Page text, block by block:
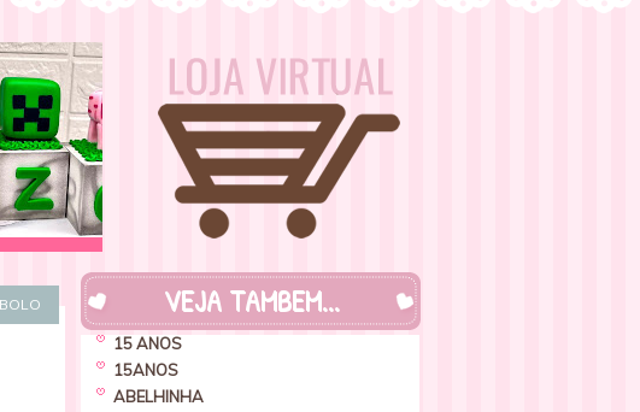
VEJA TAMBEM...
15 ANOS
15ANOS
ABELHINHA